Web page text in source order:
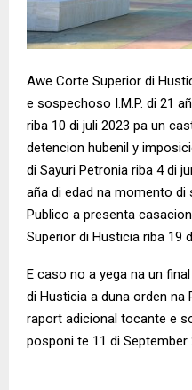
Awe Corte Superior di
e sospechoso I.M.P. di 21
riba 10 di juli 2023 pa un
detencion hubenil y
di Sayuri Petronia riba 4 di
aña di edad na momento
Publico a presenta
Superior di Husticia riba 19
E caso no a yega na un
di Husticia a duna orden na
raport adicional tocante e
posponi te 11 di September